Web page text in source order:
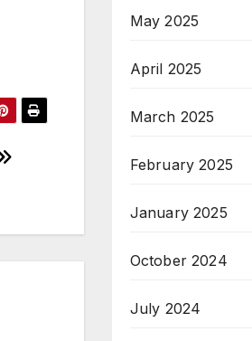
May 2025
April 2025
March 2025
February 2025
January 2025
October 2024
July 2024